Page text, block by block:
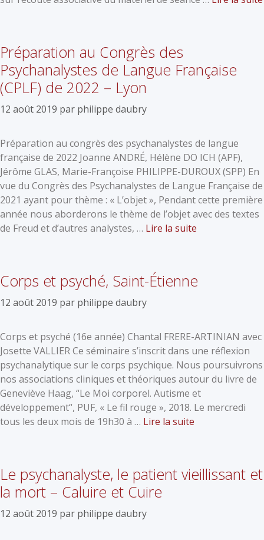
Préparation au Congrès des
Psychanalystes de Langue Française
(CPLF) de 2022 – Lyon
12 août 2019 par philippe daubry
Préparation au congrès des psychanalystes de langue
française de 2022 Joanne ANDRÉ, Hélène DO ICH (APF),
Jérôme GLAS, Marie-Françoise PHILIPPE-DUROUX (SPP) En
vue du Congrès des Psychanalystes de Langue Française de
2021 ayant pour thème : « L’objet », Pendant cette première
année nous aborderons le thème de l’objet avec des textes
de Freud et d’autres analystes, … Lire la suite
Corps et psyché, Saint-Étienne
12 août 2019 par philippe daubry
Corps et psyché (16e année) Chantal FRERE-ARTINIAN avec
Josette VALLIER Ce séminaire s’inscrit dans une réflexion
psychanalytique sur le corps psychique. Nous poursuivrons
nos associations cliniques et théoriques autour du livre de
Geneviève Haag, “Le Moi corporel. Autisme et
développement“, PUF, « Le fil rouge », 2018. Le mercredi
tous les deux mois de 19h30 à … Lire la suite
Le psychanalyste, le patient vieillissant et
la mort – Caluire et Cuire
12 août 2019 par philippe daubry